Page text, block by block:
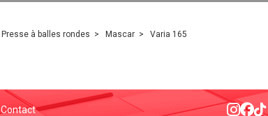
Presse à balles rondes Mascar Varia 165
Contact